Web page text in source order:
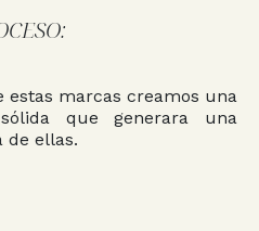
estas marcas creamos una
que generara una
de ellas.